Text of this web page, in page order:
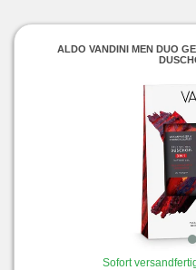
ALDO VANDINI MEN DUO
Sofort